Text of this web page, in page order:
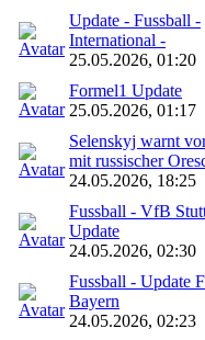
Update - Fussball -
International -
25.05.2026, 01:20
Formel1 Update
25.05.2026, 01:17
Selenskyj warnt
mit russischer
24.05.2026, 18:25
Fussball - VfB
Update
24.05.2026, 02:30
Fussball - Update
Bayern
24.05.2026, 02:23